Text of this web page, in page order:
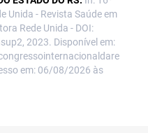
Unida - Revista Saúde em
Rede Unida - DOI:
2023. Disponível em:
em: 06/08/2026 às